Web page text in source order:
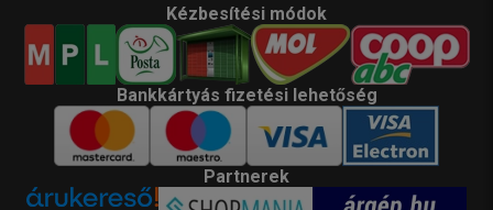
Kézbesítési módok
Bankkártyás fizetési lehetőség
Partnerek